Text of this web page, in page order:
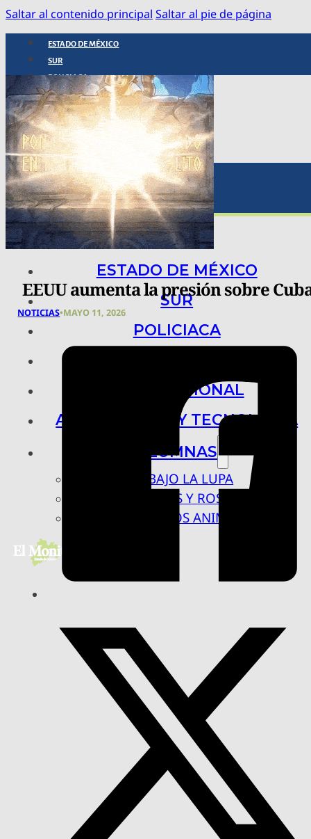
Saltar al contenido principal Saltar al pie de página
ESTADO DE MÉXICO
SUR
POLICIACA
NACIONAL
INTERNACIONAL
ARTE, CIENCIA Y TECNOLOGÍA
COLUMNAS
BAJO LA LUPA
RASTROS Y ROSTROS
VÍNCULOS ANIMALES
ESTADO DE MÉXICO
SUR
POLICIACA
INTERNACIONAL
ARTE, CIENCIA Y TECNOLOGÍA
COLUMNAS
BAJO LA LUPA
RASTROS Y ROSTROS
VÍNCULOS ANIMALES
EEUU aumenta la presión sobre
NOTICIAS•MAYO 11, 2026